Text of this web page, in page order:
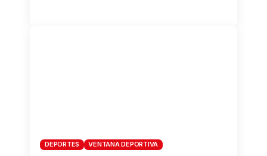
DEPORTES VENTANA DEPORTIVA